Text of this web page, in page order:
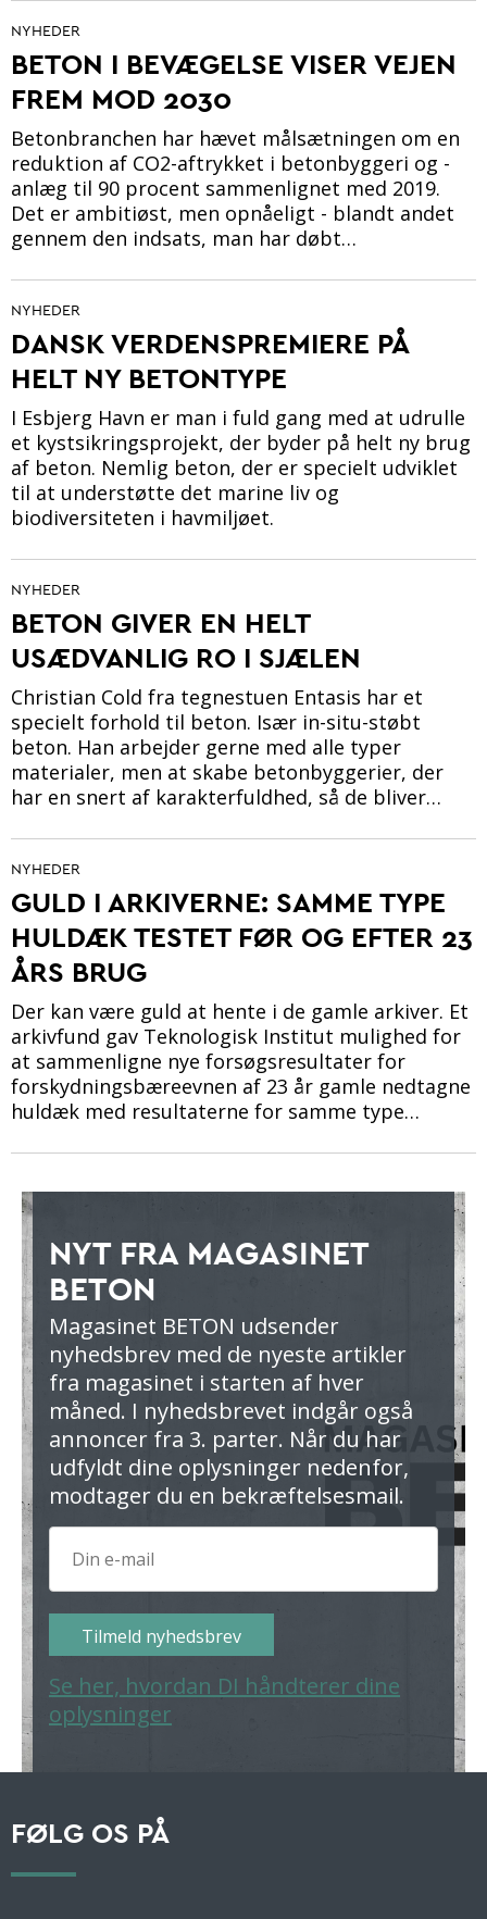
NYHEDER
BETON I BEVÆGELSE VISER VEJEN
FREM MOD 2030
Betonbranchen har hævet målsætningen om en
reduktion af CO2-aftrykket i betonbyggeri og -
anlæg til 90 procent sammenlignet med 2019.
Det er ambitiøst, men opnåeligt - blandt andet
gennem den indsats, man har døbt…
NYHEDER
DANSK VERDENSPREMIERE PÅ
HELT NY BETONTYPE
I Esbjerg Havn er man i fuld gang med at udrulle
et kystsikringsprojekt, der byder på helt ny brug
af beton. Nemlig beton, der er specielt udviklet
til at understøtte det marine liv og
biodiversiteten i havmiljøet.
NYHEDER
BETON GIVER EN HELT
USÆDVANLIG RO I SJÆLEN
Christian Cold fra tegnestuen Entasis har et
specielt forhold til beton. Især in-situ-støbt
beton. Han arbejder gerne med alle typer
materialer, men at skabe betonbyggerier, der
har en snert af karakterfuldhed, så de bliver…
NYHEDER
GULD I ARKIVERNE: SAMME TYPE
HULDÆK TESTET FØR OG EFTER 23
ÅRS BRUG
Der kan være guld at hente i de gamle arkiver. Et
arkivfund gav Teknologisk Institut mulighed for
at sammenligne nye forsøgsresultater for
forskydningsbæreevnen af 23 år gamle nedtagne
huldæk med resultaterne for samme type…
NYT FRA MAGASINET
BETON
Magasinet BETON udsender
nyhedsbrev med de nyeste artikler
fra magasinet i starten af hver
måned. I nyhedsbrevet indgår også
annoncer fra 3. parter. Når du har
udfyldt dine oplysninger nedenfor,
modtager du en bekræftelsesmail.
Tilmeld nyhedsbrev
Se her, hvordan DI håndterer dine
oplysninger
FØLG OS PÅ